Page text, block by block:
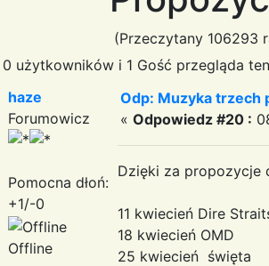
(Przeczytany 106293
0 użytkowników i 1 Gość przegląda
haze
Forumowicz
Pomocna dłoń:
+1/-0
Offline
Odp: Muzyka trzech
« Odpowiedz #20 :
Dzięki za propozycje
11 kwiecień Dire
18 kwiecień OMD
25 kwiecień święta